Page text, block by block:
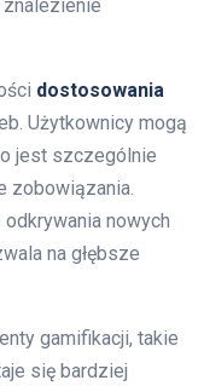
znalezienie
dostosowania
Użytkownicy mogą
jest szczególnie
zobowiązania.
nowych
na głębsze
gamifikacji, takie
się bardziej